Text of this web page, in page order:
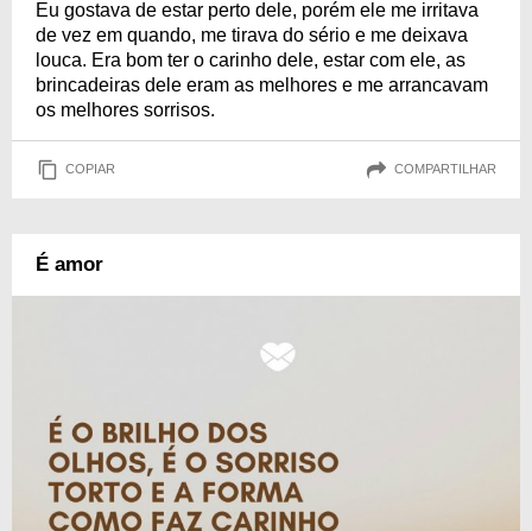
Eu gostava de estar perto dele, porém ele me irritava
de vez em quando, me tirava do sério e me deixava
louca. Era bom ter o carinho dele, estar com ele, as
brincadeiras dele eram as melhores e me arrancavam
os melhores sorrisos.
COPIAR COMPARTILHAR
É amor